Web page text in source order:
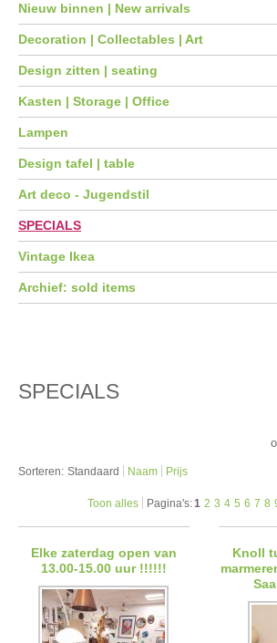
Nieuw binnen | New arrivals
Decoration | Collectables | Art
Design zitten | seating
Kasten | Storage | Office
Lampen
Design tafel | table
Art deco - Jugendstil
SPECIALS
Vintage Ikea
Archief: sold items
SPECIALS
Sorteren: Standaard Naam Prijs
Toon alles Pagina's:1 2 3 4 5 6 7 8
Elke zaterdag open van
13.00-15.00 uur !!!!!!
Knoll